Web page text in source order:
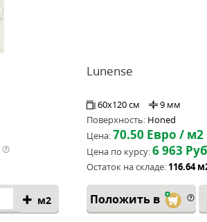
м2
Lunense
60x120 см
9 мм
Поверхность: Honed
Цена:70.50 Евро / м2
Цена по курсу:6 963
Остаток на складе: 116.64
Положить в